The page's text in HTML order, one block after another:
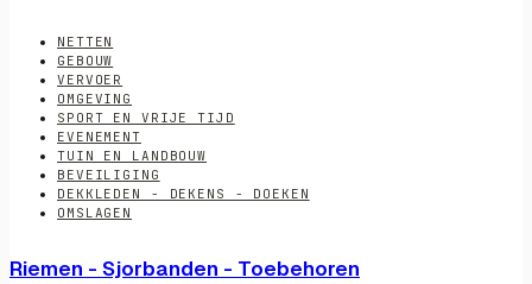
NETTEN
GEBOUW
VERVOER
OMGEVING
SPORT EN VRIJE TIJD
EVENEMENT
TUIN EN LANDBOUW
BEVEILIGING
DEKKLEDEN - DEKENS - DOEKEN
OMSLAGEN
Riemen - Sjorbanden - Toebehoren